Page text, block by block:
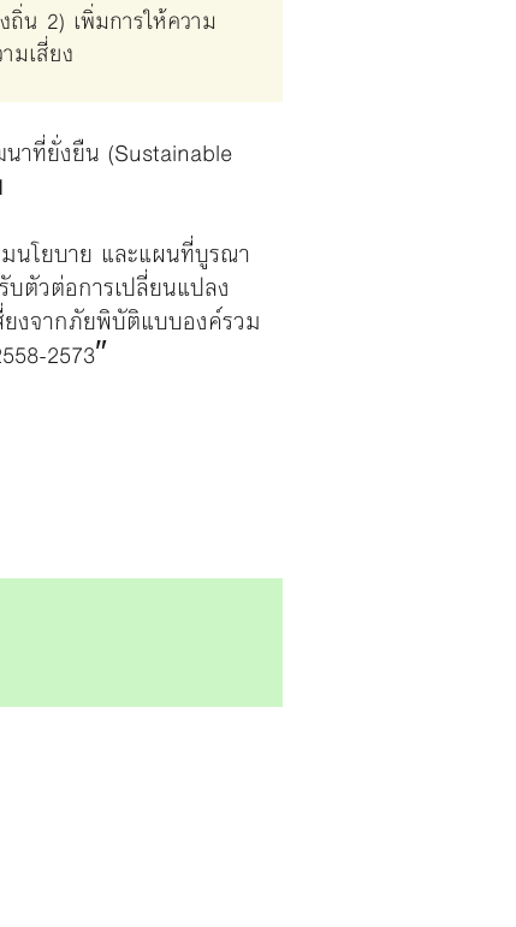
น 2) เพิ่มการให้ความ
มเสี่ยง
ที่ยั่งยืน (Sustainable
นโยบาย และแผนที่บูรณา
ตัวต่อการเปลี่ยนแปลง
งจากภัยพิบัติแบบองค์รวม
2573″